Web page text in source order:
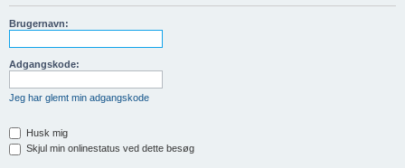
Brugernavn:
Adgangskode:
Jeg har glemt min adgangskode
Husk mig
Skjul min onlinestatus ved dette besøg